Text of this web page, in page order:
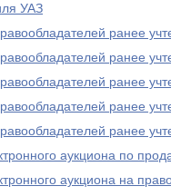
УАЗ
ранее
ранее
ранее
ранее
ранее
аукциона по
аукциона на